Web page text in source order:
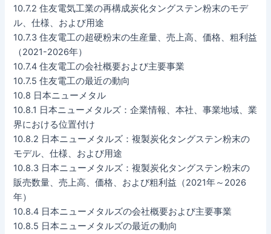
10.7.2 住友電気工業の再構成炭化タングステン粉末のモデ
ル、仕様、および用途
10.7.3 住友電工の超硬粉末の生産量、売上高、価格、粗利益
（2021-2026年）
10.7.4 住友電工の会社概要および主要事業
10.7.5 住友電工の最近の動向
10.8 日本ニューメタル
10.8.1 日本ニューメタルズ：企業情報、本社、事業地域、業
界における位置付け
10.8.2 日本ニューメタルズ：複製炭化タングステン粉末の
モデル、仕様、および用途
10.8.3 日本ニューメタルズ：複製炭化タングステン粉末の
販売数量、売上高、価格、および粗利益（2021年～2026
年）
10.8.4 日本ニューメタルズの会社概要および主要事業
10.8.5 日本ニューメタルズの最近の動向